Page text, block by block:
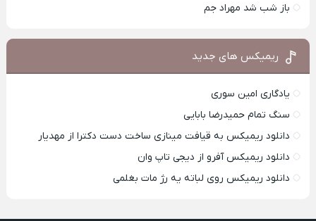
باز شب شد مهراد جم
ریمیکس های جدید
یادگاری امین سوری
سنگ تمام حمیدرضا بابایی
دانلود ریمیکس به قیافت مینازی ساخت دست دکترا از مهدیار
دانلود ریمیکس آفرو از ديجی تاپ وان
دانلود ریمیکس روی لباته یه رژ مات بغلمی